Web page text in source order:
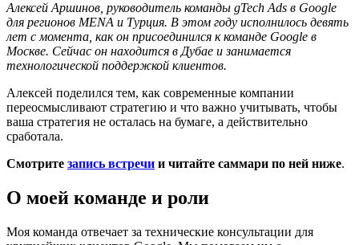
Алексей Аршинов, руководитель команды gTech Ads в Google
для регионов MENA и Турция. В этом году исполнилось девять
лет с момента, как он присоединился к команде Google в
Москве. Сейчас он находится в Дубае и занимается
технологической поддержкой клиентов.
Алексей поделился тем, как современные компании
переосмысливают стратегию и что важно учитывать, чтобы
ваша стратегия не осталась на бумаге, а действительно
сработала.
Смотрите запись встречи и читайте саммари по ней ниже.
О моей команде и роли
Моя команда отвечает за технические консультации для